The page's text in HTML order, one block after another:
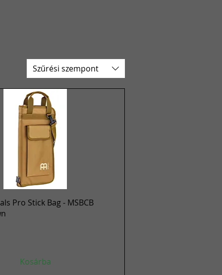
Szűrési szempont
Gyorsnézet
Pro Stick Bag - MSBCB
Kosárba